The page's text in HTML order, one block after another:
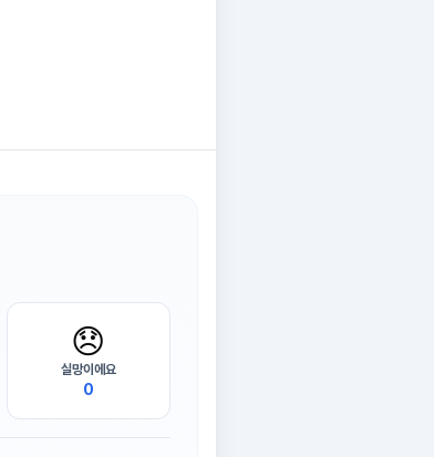
😞
실망이에요
0